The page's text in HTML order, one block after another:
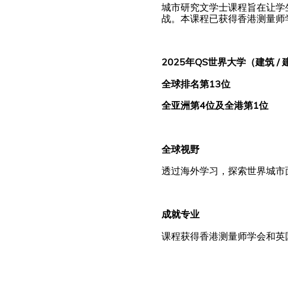
城市研究文学士课程旨在让
战。本课程已获得香港测量
2025年QS世界大学（建筑 /
全球排名第13位
全亚洲第4位及全港第1位
全球视野
透过海外学习，探索世界城市
成就专业
课程获得香港测量师学会和英